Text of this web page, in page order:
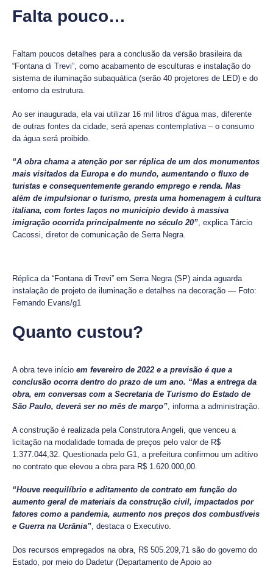
Falta pouco…
Faltam poucos detalhes para a conclusão da versão brasileira da
“Fontana di Trevi”, como acabamento de esculturas e instalação do
sistema de iluminação subaquática (serão 40 projetores de LED) e do
entorno da estrutura.
Ao ser inaugurada, ela vai utilizar 16 mil litros d’água mas, diferente
de outras fontes da cidade, será apenas contemplativa – o consumo
da água será proibido.
“A obra chama a atenção por ser réplica de um dos monumentos
mais visitados da Europa e do mundo, aumentando o fluxo de
turistas e consequentemente gerando emprego e renda. Mas
além de impulsionar o turismo, presta uma homenagem à cultura
italiana, com fortes laços no município devido à massiva
imigração ocorrida principalmente no século 20”, explica Tárcio
Cacossi, diretor de comunicação de Serra Negra.
Réplica da “Fontana di Trevi” em Serra Negra (SP) ainda aguarda
instalação de projeto de iluminação e detalhes na decoração — Foto:
Fernando Evans/g1
Quanto custou?
A obra teve início em fevereiro de 2022 e a previsão é que a
conclusão ocorra dentro do prazo de um ano. “Mas a entrega da
obra, em conversas com a Secretaria de Turismo do Estado de
São Paulo, deverá ser no mês de março”, informa a administração.
A construção é realizada pela Construtora Angeli, que venceu a
licitação na modalidade tomada de preços pelo valor de R$
1.377.044,32. Questionada pelo G1, a prefeitura confirmou um aditivo
no contrato que elevou a obra para R$ 1.620.000,00.
“Houve reequilíbrio e aditamento de contrato em função do
aumento geral de materiais da construção civil, impactados por
fatores como a pandemia, aumento nos preços dos combustíveis
e Guerra na Ucrânia”, destaca o Executivo.
Dos recursos empregados na obra, R$ 505.209,71 são do governo do
Estado, por meio do Dadetur (Departamento de Apoio ao